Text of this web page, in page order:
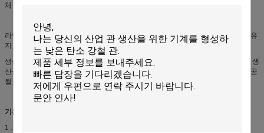
체 없이 형성 변경 작동을 수행할 수 있습니다.
라인의 장점 : 전자동 작전, 쉬운 조정, 좋은 용접층 품질. 엄격한 기계 구조. 쉬운 유
지 관리.
생산, 품질 관리를 위한 기술 지원과 작업자훈련과 문서에 의한 유지는 파이프와 생
산성의 최고 품질을 보증하기 위해 필수적인 요청하는 대로 기계 공급과 함께 제공
될 수 있습니다.
기본 정보
1 .원료